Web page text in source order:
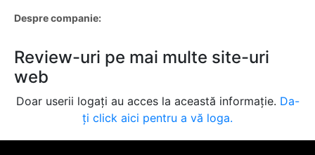
Despre companie:
Review-uri pe mai multe site-uri
web
Doar userii logați au acces la această informație. Da-
ți click aici pentru a vă loga.